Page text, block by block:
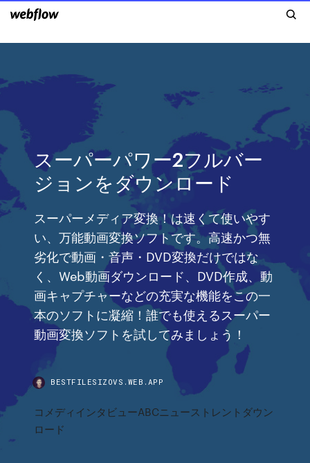
スーパーパワー2フルバー
ジョンをダウンロード
スーパーメディア変換！は速くて使いやす
い、万能動画変換ソフトです。高速かつ無
劣化で動画・音声・DVD変換だけではな
く、Web動画ダウンロード、DVD作成、動
画キャプチャーなどの充実な機能をこの一
本のソフトに凝縮！誰でも使えるスーパー
動画変換ソフトを試してみましょう！
BESTFILESIZOVS.WEB.APP
コメディインタビューABCニューストレントダウン
ロード